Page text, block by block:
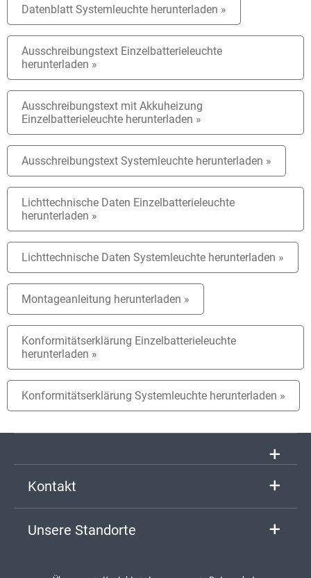
Ausschreibungstext Einzelbatterieleuchte
herunterladen »
Ausschreibungstext mit Akkuheizung
Einzelbatterieleuchte herunterladen »
Lichttechnische Daten Einzelbatterieleuchte
herunterladen »
Montageanleitung herunterladen »
Konformitätserklärung Einzelbatterieleuchte
herunterladen »
Datenblatt Systemleuchte herunterladen »
Ausschreibungstext Systemleuchte herunterladen »
Lichttechnische Daten Systemleuchte herunterladen »
Konformitätserklärung Systemleuchte herunterladen »
Kontakt
Unsere Standorte